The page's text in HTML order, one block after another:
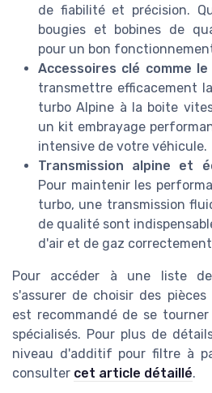
de fiabilité et précision.
bougies et bobines de
pour un bon
Accessoires clé comme
transmettre efficacement
turbo Alpine à la boite
un kit embrayage
intensive de votre véhicule.
Transmission alpine et
Pour maintenir les
turbo, une transmission
de qualité sont
d'air et de gaz
Pour accéder à une liste
s'assurer de choisir des
est recommandé de se
spécialisés. Pour plus de
niveau d'additif pour filtre à
consulter cet article détaillé.